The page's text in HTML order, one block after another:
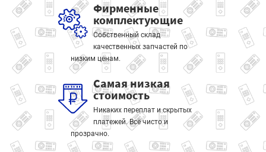
Фирменные
комплектующие
Собственный склад
качественных запчастей по
низким ценам.
Самая низкая
стоимость
Никаких переплат и скрытых
платежей. Всё чисто и
прозрачно.